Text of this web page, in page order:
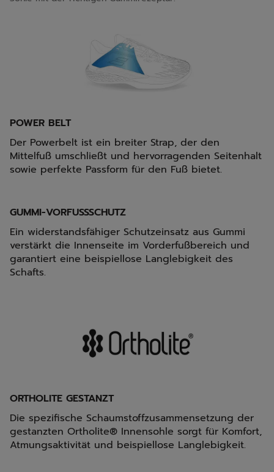
POWER BELT
Der Powerbelt ist ein breiter Strap, der den
Mittelfuß umschließt und hervorragenden Seitenhalt
sowie perfekte Passform für den Fuß bietet.
GUMMI-VORFUSSSCHUTZ
Ein widerstandsfähiger Schutzeinsatz aus Gummi
verstärkt die Innenseite im Vorderfußbereich und
garantiert eine beispiellose Langlebigkeit des
Schafts.
ORTHOLITE GESTANZT
Die spezifische Schaumstoffzusammensetzung der
gestanzten Ortholite® Innensohle sorgt für Komfort,
Atmungsaktivität und beispiellose Langlebigkeit.